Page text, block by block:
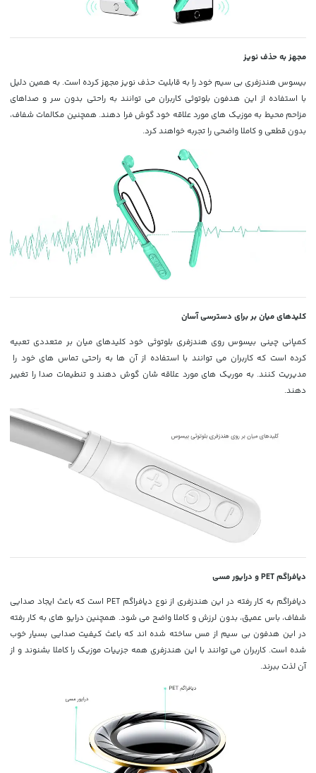
مجهز به حذف نویز
بیسوس هندزفری بی سیم خود را به قابلیت حذف نویز مجهز کرده است. به همین دلیل
با استفاده از این هدفون بلوتوثی کاربران می توانند به راحتی بدون سر و صداهای
مزاحم محیط به موزیک های مورد علاقه خود گوش فرا دهند. همچنین مکالمات شفاف،
بدون قطعی و کاملا واضحی را تجربه خواهند کرد.
کلیدهای میان بر برای دسترسی آسان
کمپانی چینی بیسوس روی هندزفری بلوتوثی خود کلیدهای میان بر متعددی تعبیه
کرده است که کاربران می توانند با استفاده از آن ها به راحتی تماس های خود را
مدیریت کنند. به موریک های مورد علاقه شان گوش دهند و تنطیمات صدا را تغییر
دهند.
دیافراگم PET و درایور مسی
دیافراگم به کار رفته در این هندزفری از نوع دیافراگم PET است که باعث ایجاد صدایی
شفاف، باس عمیق، بدون لرزش و کاملا واضح می شود. همچنین درایو های به کار رفته
در این هدفون بی سیم از مس ساخته شده اند که باعث کیفیت صدایی بسیار خوب
شده است. کاربران می توانند با این هندزفری همه جزییات موزیک را کاملا بشنوند و از
آن لذت ببرند.